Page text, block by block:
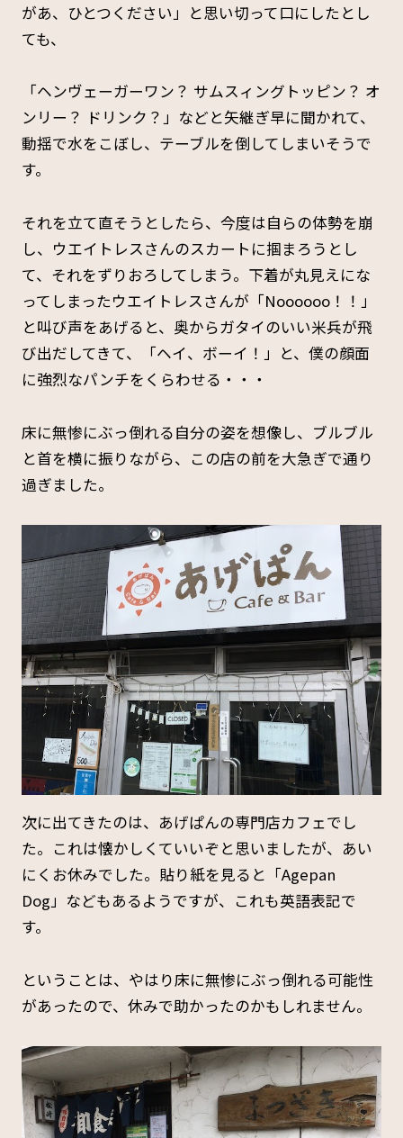
があ、ひとつください」と思い切って口にしたとし
ても、
「ヘンヴェーガーワン？ サムスィングトッピン？ オ
ンリー？ ドリンク？」などと矢継ぎ早に聞かれて、
動揺で水をこぼし、テーブルを倒してしまいそうで
す。
それを立て直そうとしたら、今度は自らの体勢を崩
し、ウエイトレスさんのスカートに掴まろうとし
て、それをずりおろしてしまう。下着が丸見えにな
ってしまったウエイトレスさんが「Noooooo！！」
と叫び声をあげると、奥からガタイのいい米兵が飛
び出だしてきて、「ヘイ、ボーイ！」と、僕の顔面
に強烈なパンチをくらわせる・・・
床に無惨にぶっ倒れる自分の姿を想像し、ブルブル
と首を横に振りながら、この店の前を大急ぎで通り
過ぎました。
次に出てきたのは、あげぱんの専門店カフェでし
た。これは懐かしくていいぞと思いましたが、あい
にくお休みでした。貼り紙を見ると「Agepan
Dog」などもあるようですが、これも英語表記で
す。
ということは、やはり床に無惨にぶっ倒れる可能性
があったので、休みで助かったのかもしれません。